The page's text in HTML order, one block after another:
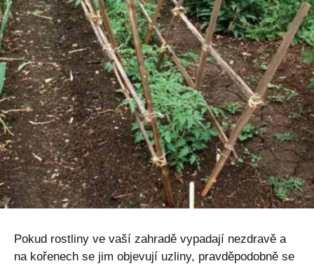
Pokud rostliny ve vaší zahradě vypadají nezdravě a
na kořenech se jim objevují uzliny, pravděpodobně se